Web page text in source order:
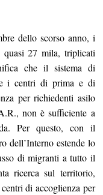
dello scorso anno, i
27 mila, triplicati
che il sistema di
i centri di prima e di
per richiedenti asilo
non è sufficiente a
Per questo, con il
dell’Interno estende lo
di migranti a tutto il
ricerca sul territorio,
di accoglienza per